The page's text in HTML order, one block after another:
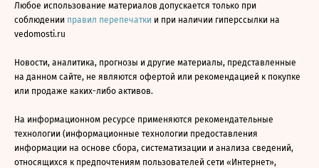
Любое использование материалов допускается только при
соблюдении правил перепечатки и при наличии гиперссылки на
vedomosti.ru
Новости, аналитика, прогнозы и другие материалы, представленные
на данном сайте, не являются офертой или рекомендацией к покупке
или продаже каких-либо активов.
На информационном ресурсе применяются рекомендательные
технологии (информационные технологии предоставления
информации на основе сбора, систематизации и анализа сведений,
относящихся к предпочтениям пользователей сети «Интернет»,